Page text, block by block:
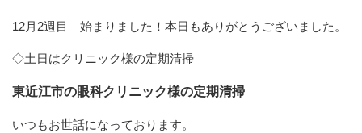
12月2週目 始まりました！本日もありがとうございました。
◇土日はクリニック様の定期清掃
東近江市の眼科クリニック様の定期清掃
いつもお世話になっております。